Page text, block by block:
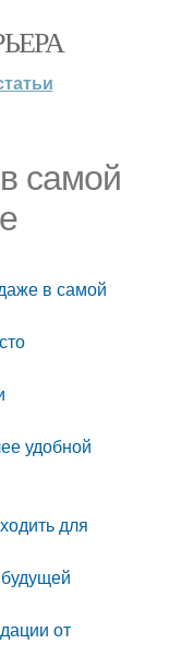
самой
в самой
удобной
для
от